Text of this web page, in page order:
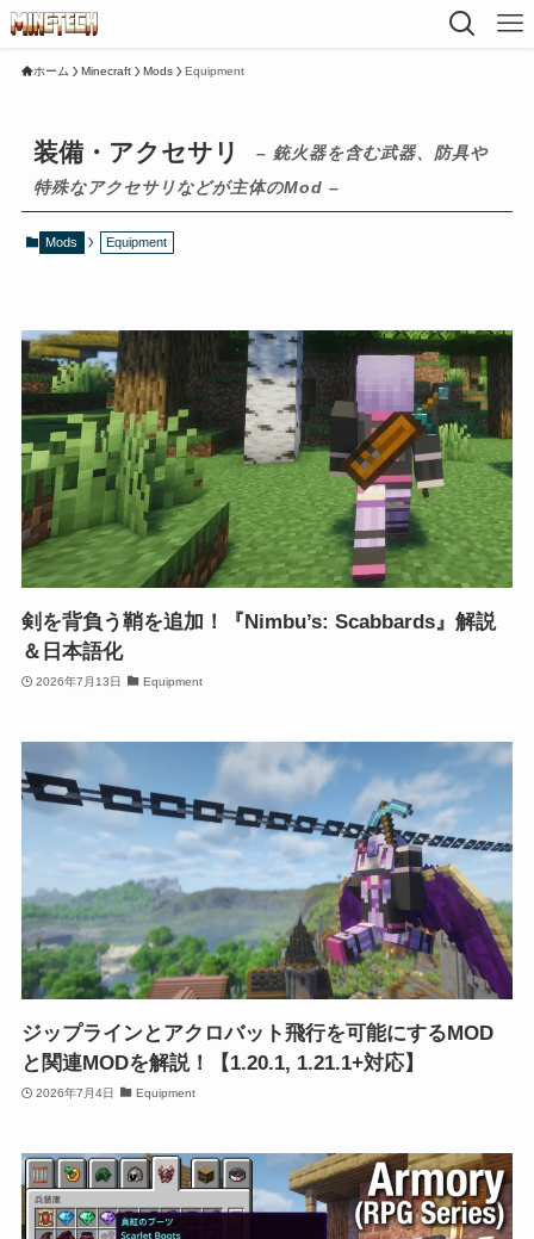
ホーム Minecraft Mods Equipment
装備・アクセサリ
– 銃火器を含む武器、防具や
特殊なアクセサリなどが主体のMod –
Mods Equipment
剣を背負う鞘を追加！『Nimbu’s: Scabbards』解説
＆日本語化
2026年7月13日 Equipment
ジップラインとアクロバット飛行を可能にするMOD
と関連MODを解説！【1.20.1, 1.21.1+対応】
2026年7月4日 Equipment